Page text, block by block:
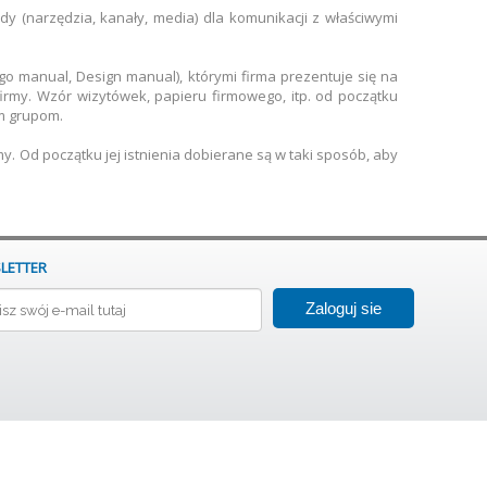
(narzędzia, kanały, media) dla komunikacji z właściwymi
manual, Design manual), którymi firma prezentuje się na
Wzór wizytówek, papieru firmowego, itp. od początku
grupom.
Od początku jej istnienia dobierane są w taki sposób, aby
Zaloguj sie